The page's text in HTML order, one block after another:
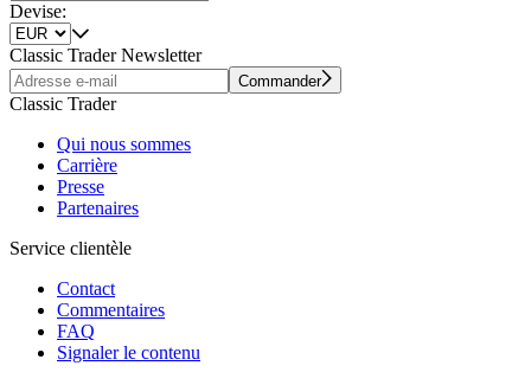
Devise:
Classic Trader Newsletter
Commander
Classic Trader
Qui nous sommes
Carrière
Presse
Partenaires
Service clientèle
Contact
Commentaires
FAQ
Signaler le contenu